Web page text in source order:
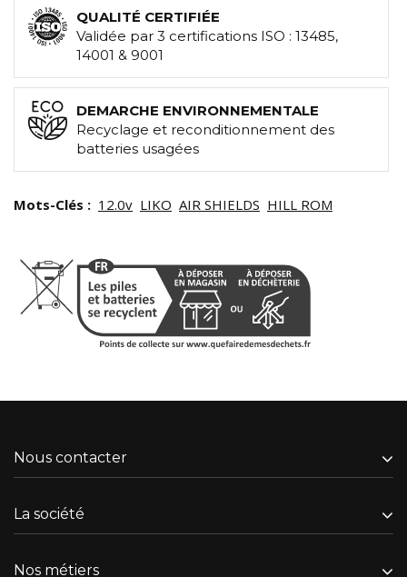
QUALITÉ CERTIFIÉE
Validée par 3 certifications ISO : 13485,
14001 & 9001
DEMARCHE ENVIRONNEMENTALE
Recyclage et reconditionnement des
batteries usagées
Mots-Clés : 12.0v LIKO AIR SHIELDS HILL ROM
Nous contacter
La société
Nos métiers